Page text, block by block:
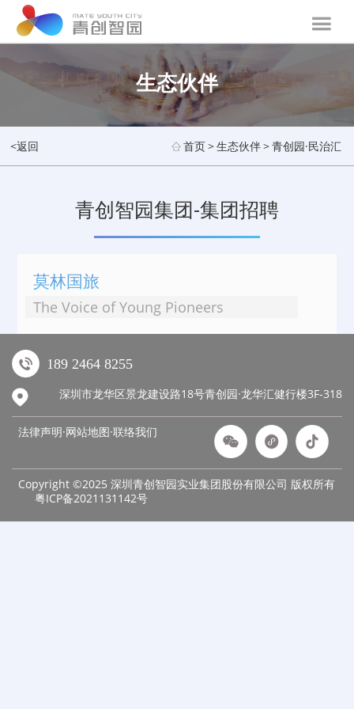
生态伙伴
<返回 首页>生态伙伴>青创园·民治汇
青创智园集团-集团招聘
莫林国旅
The Voice of Young Pioneers
189 2464 8255
深圳市龙华区景龙建设路18号青创园·龙华汇健行楼3F-318
法律声明·网站地图·联络我们
Copyright ©2025 深圳青创智园实业集团股份有限公司 版权所有
粤ICP备2021131142号